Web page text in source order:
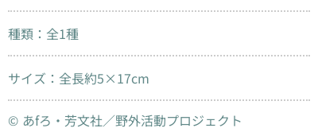
種類：全1種
サイズ：全長約5×17cm
© あfろ・芳文社／野外活動プロジェクト